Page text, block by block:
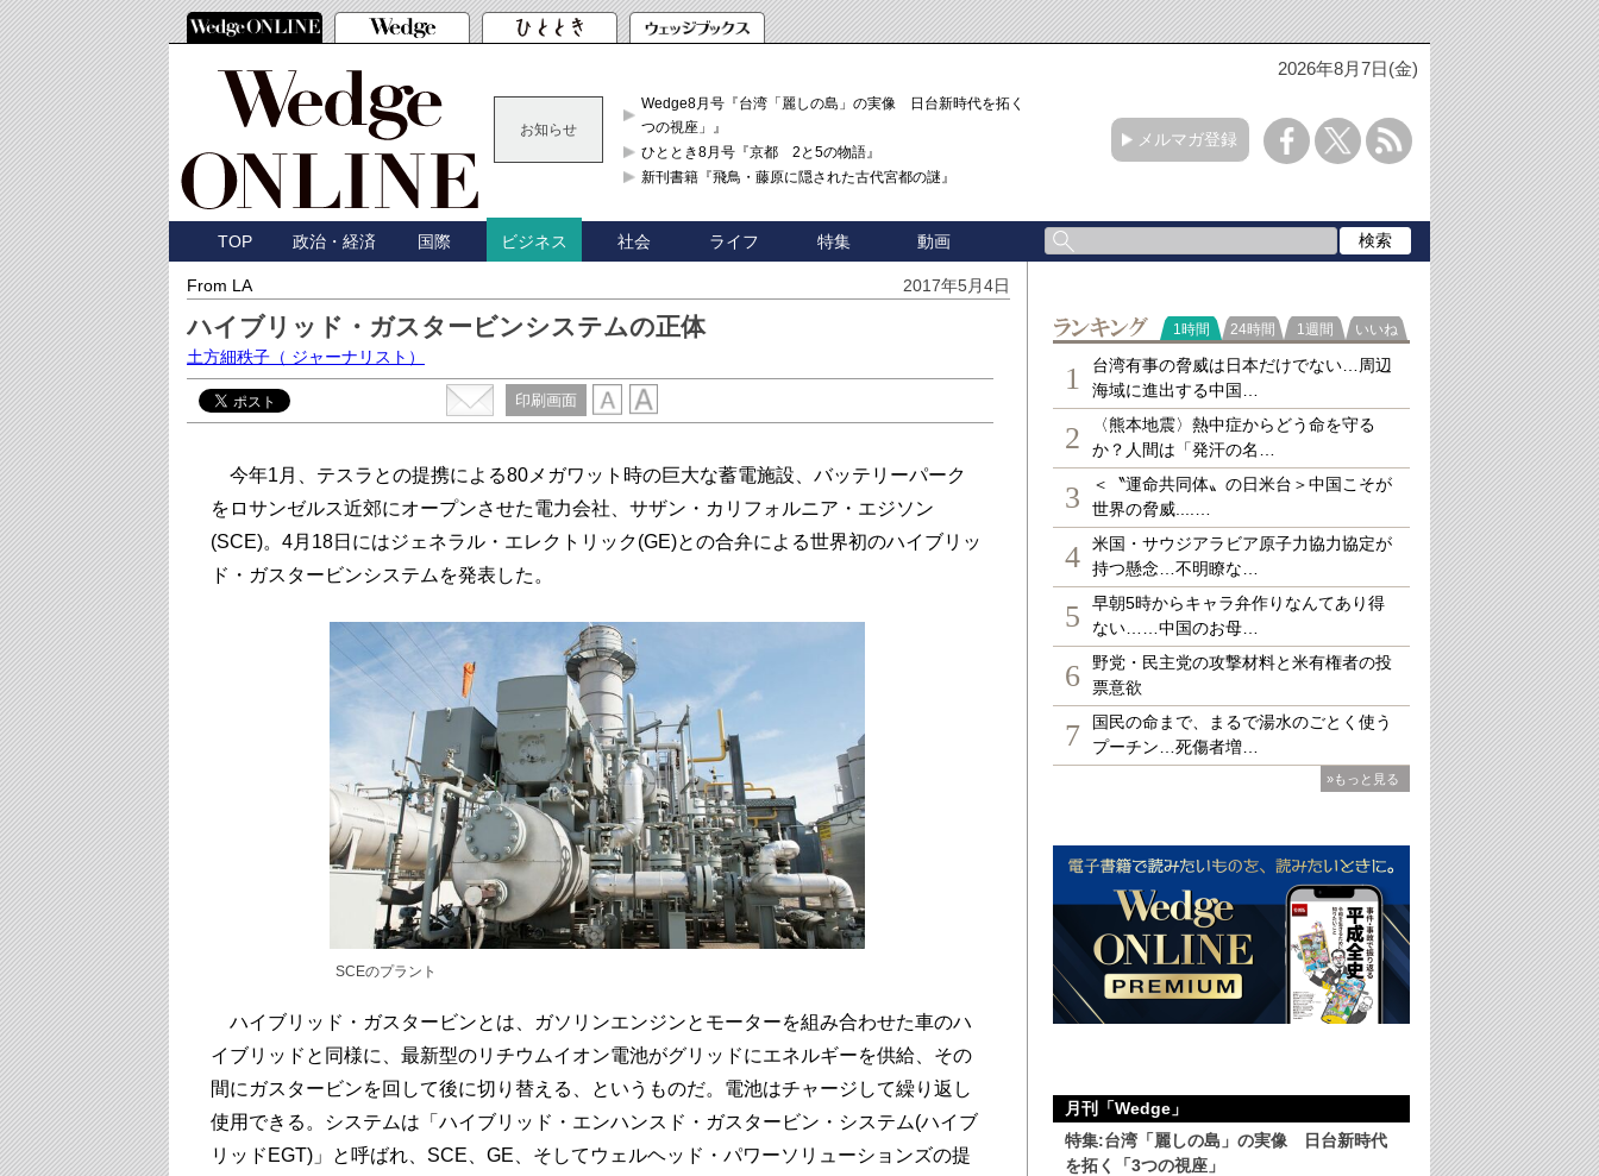
2026年8月7日(金)
お知らせ
Wedge8月号『台湾「麗しの島」の実像 日台新時代を拓く「3
つの視座」』
ひととき8月号『京都 2と5の物語』
新刊書籍『飛鳥・藤原に隠された古代宮都の謎』
メルマガ登録
TOP 政治・経済 国際 ビジネス 社会 ライフ 特集 動画
From LA 2017年5月4日
ハイブリッド・ガスタービンシステムの正体
土方細秩子 （ ジャーナリスト）
印刷画面
今年1月、テスラとの提携による80メガワット時の巨大な蓄電施設、バッテリーパーク
をロサンゼルス近郊にオープンさせた電力会社、サザン・カリフォルニア・エジソン
(SCE)。4月18日にはジェネラル・エレクトリック(GE)との合弁による世界初のハイブリッ
ド・ガスタービンシステムを発表した。
SCEのプラント
ハイブリッド・ガスタービンとは、ガソリンエンジンとモーターを組み合わせた車のハ
イブリッドと同様に、最新型のリチウムイオン電池がグリッドにエネルギーを供給、その
間にガスタービンを回して後に切り替える、というものだ。電池はチャージして繰り返し
使用できる。システムは「ハイブリッド・エンハンスド・ガスタービン・システム(ハイブ
リッドEGT)」と呼ばれ、SCE、GE、そしてウェルヘッド・パワーソリューションズの提
ランキング
1時間 24時間 1週間 いいね
1
台湾有事の脅威は日本だけでない…周辺
海域に進出する中国…
2
〈熊本地震〉熱中症からどう命を守る
か？人間は「発汗の名…
3
＜〝運命共同体〟の日米台＞中国こそが
世界の脅威....…
4
米国・サウジアラビア原子力協力協定が
持つ懸念…不明瞭な…
5
早朝5時からキャラ弁作りなんてあり得
ない……中国のお母…
6
野党・民主党の攻撃材料と米有権者の投
票意欲
7
国民の命まで、まるで湯水のごとく使う
プーチン…死傷者増…
»もっと見る
月刊「Wedge」
特集:台湾「麗しの島」の実像 日台新時代
を拓く「3つの視座」